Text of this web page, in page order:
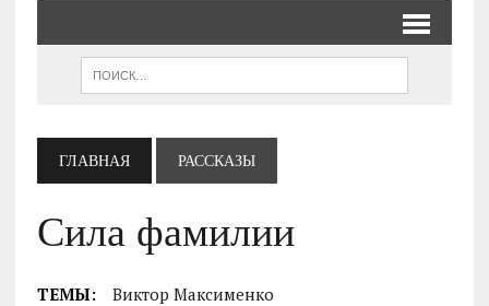
ГЛАВНАЯ РАССКАЗЫ
Сила фамилии
ТЕМЫ: Виктор Максименко